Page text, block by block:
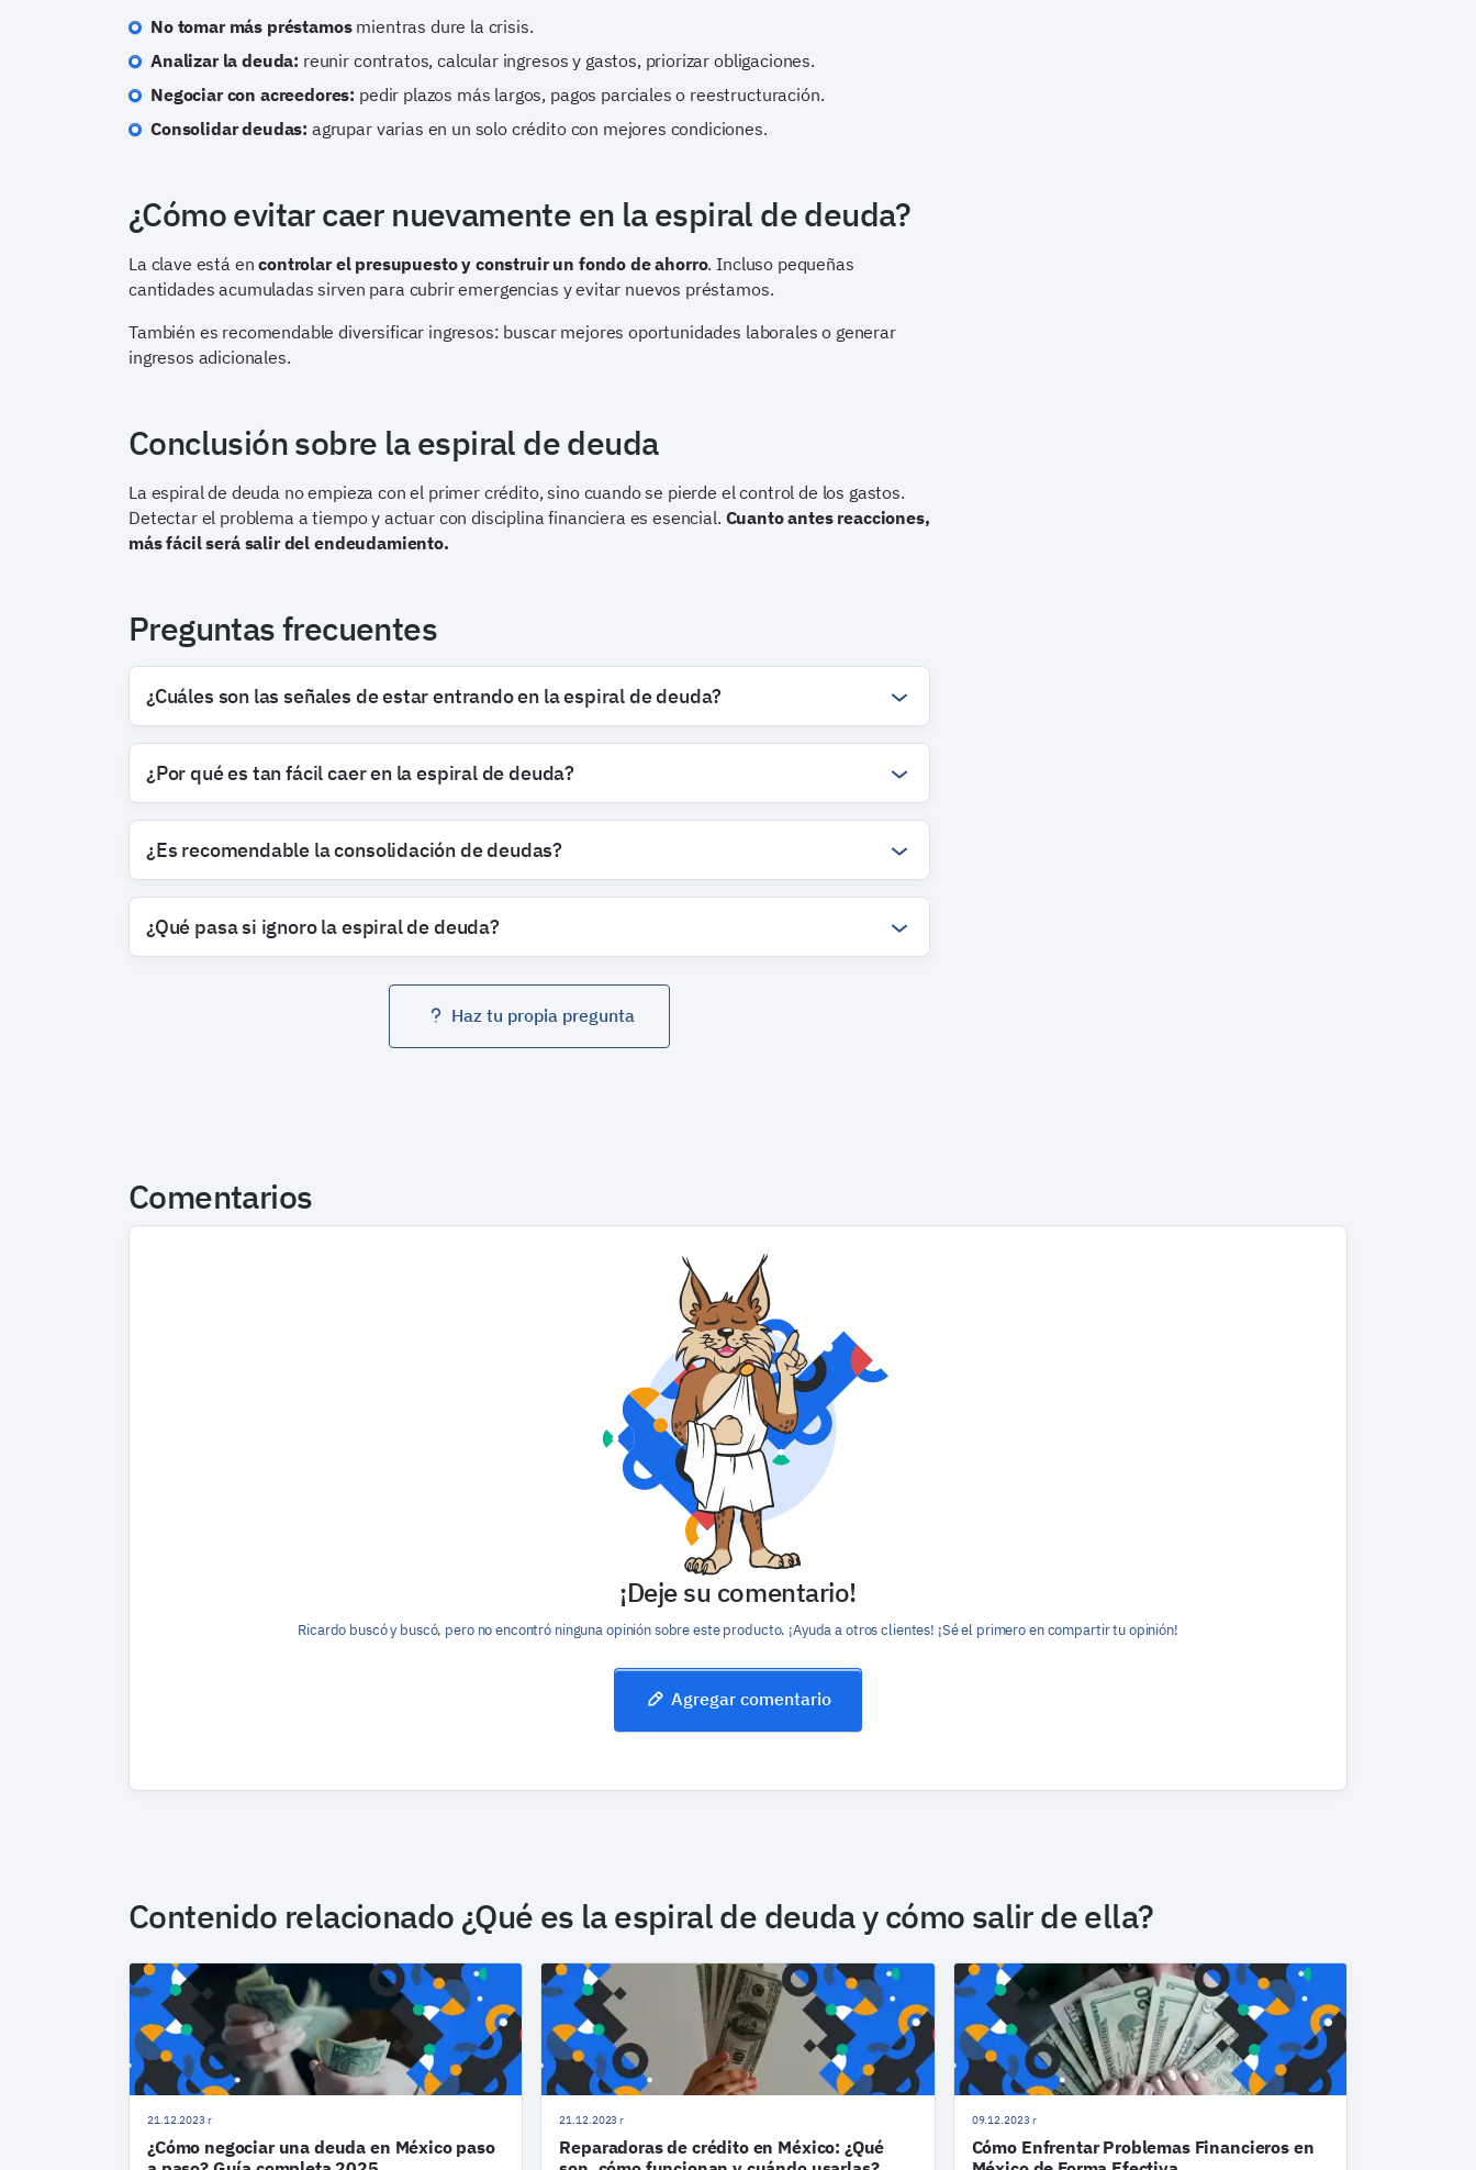
No tomar más préstamosmientras dure la crisis.
Analizar la deuda: reunir contratos, calcular ingresos y gastos, priorizar obligaciones.
Negociar con acreedores: pedir plazos más largos, pagos parciales o reestructuración.
Consolidar deudas: agrupar varias en un solo crédito con mejores condiciones.
¿Cómo evitar caer nuevamente en la espiral de deuda?
La clave está encontrolar el presupuesto y construir un fondo de ahorro. Incluso pequeñas
cantidades acumuladas sirven para cubrir emergencias y evitar nuevos préstamos.
También es recomendable diversificar ingresos: buscar mejores oportunidades laborales o generar
ingresos adicionales.
Conclusión sobre la espiral de deuda
La espiral de deuda no empieza con el primer crédito, sino cuando se pierde el control de los gastos.
Detectar el problema a tiempo y actuar con disciplina financiera es esencial. Cuanto antes reacciones,
más fácil será salir del endeudamiento.
Preguntas frecuentes
¿Cuáles son las señales de estar entrando en la espiral de deuda?
¿Por qué es tan fácil caer en la espiral de deuda?
¿Es recomendable la consolidación de deudas?
¿Qué pasa si ignoro la espiral de deuda?
Haz tu propia pregunta
Comentarios
¡Deje su comentario!
Ricardo buscó y buscó, pero no encontró ninguna opinión sobre este producto. ¡Ayuda a otros clientes! ¡Sé el primero en compartir tu opinión!
Agregar comentario
Contenido relacionado ¿Qué es la espiral de deuda y cómo salir de ella?
21.12.2023 r
¿Cómo negociar una deuda en México paso
21.12.2023 r
Reparadoras de crédito en México: ¿Qué
09.12.2023 r
Cómo Enfrentar Problemas Financieros en